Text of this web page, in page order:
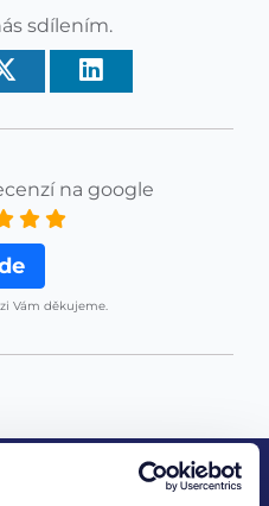
sdílením.
na google
Vám děkujeme.